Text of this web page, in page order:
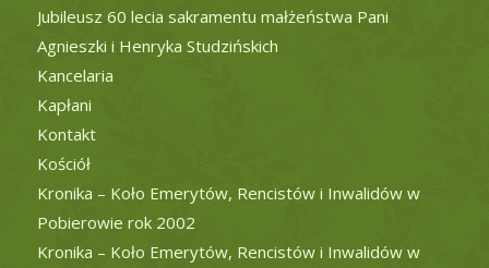
Jubileusz 60 lecia sakramentu małżeństwa Pani
Agnieszki i Henryka Studzińskich
Kancelaria
Kapłani
Kontakt
Kościół
Kronika – Koło Emerytów, Rencistów i Inwalidów w
Pobierowie rok 2002
Kronika – Koło Emerytów, Rencistów i Inwalidów w